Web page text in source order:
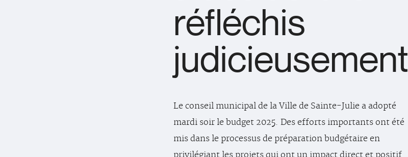
réfléchis
judicieusement
Le conseil municipal de la Ville de Sainte-Julie a adopté
mardi soir le budget 2025. Des efforts importants ont été
mis dans le processus de préparation budgétaire en
privilégiant les projets qui ont un impact direct et positif